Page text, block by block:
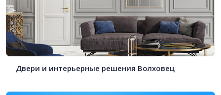
Двери и интерьерные решения Волховец